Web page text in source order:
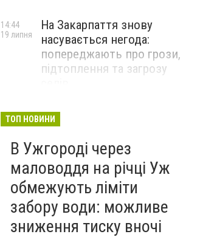
На Закарпаття знову
насувається негода:
попереджають про грози,
підтоплення та загрозу
14:44
19 липня
У горах Румунії за дві доби
врятували чотирьох
виснажених українців
(ФОТО, ВІДЕО)
14:09
19 липня
ТОП НОВИНИ
В Ужгороді через
маловоддя на річці Уж
обмежують ліміти
забору води: можливе
зниження тиску вночі